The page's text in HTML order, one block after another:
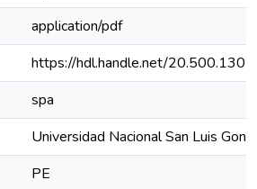
application/pdf
https://hdl.handle.net/
spa
Universidad Nacional San Luis
PE